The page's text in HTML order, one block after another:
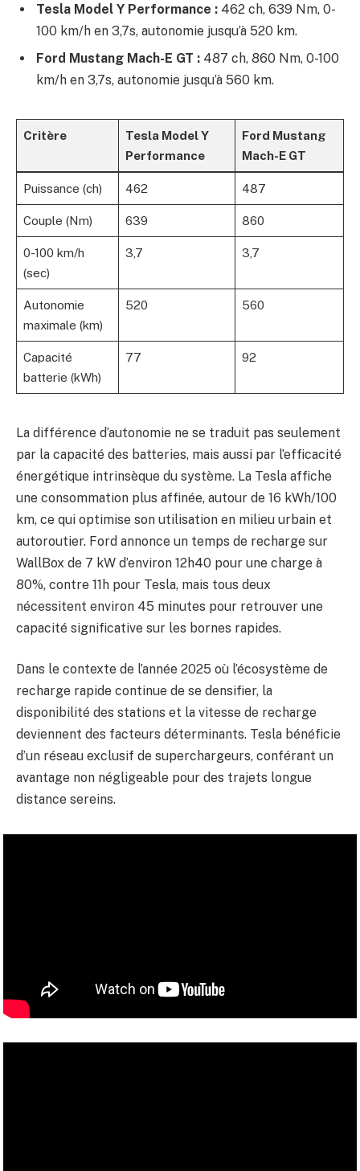
Tesla Model Y Performance : 462 ch, 639 Nm, 0-
100 km/h en 3,7s, autonomie jusqu’à 520 km.
Ford Mustang Mach-E GT : 487 ch, 860 Nm, 0-100
km/h en 3,7s, autonomie jusqu’à 560 km.
Critère
Tesla Model Y
Performance
Ford Mustang
Mach-E GT
Puissance (ch) 462 487
Couple (Nm) 639 860
0-100 km/h
(sec)
3,7 3,7
Autonomie
maximale (km)
520 560
Capacité
batterie (kWh)
77 92
La différence d’autonomie ne se traduit pas seulement
par la capacité des batteries, mais aussi par l’efficacité
énergétique intrinsèque du système. La Tesla affiche
une consommation plus affinée, autour de 16 kWh/100
km, ce qui optimise son utilisation en milieu urbain et
autoroutier. Ford annonce un temps de recharge sur
WallBox de 7 kW d’environ 12h40 pour une charge à
80%, contre 11h pour Tesla, mais tous deux
nécessitent environ 45 minutes pour retrouver une
capacité significative sur les bornes rapides.
Dans le contexte de l’année 2025 où l’écosystème de
recharge rapide continue de se densifier, la
disponibilité des stations et la vitesse de recharge
deviennent des facteurs déterminants. Tesla bénéficie
d’un réseau exclusif de superchargeurs, conférant un
avantage non négligeable pour des trajets longue
distance sereins.